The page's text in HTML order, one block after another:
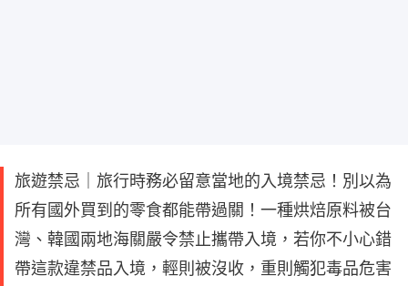
旅遊禁忌｜旅行時務必留意當地的入境禁忌！別以為
所有國外買到的零食都能帶過關！一種烘焙原料被台
灣、韓國兩地海關嚴令禁止攜帶入境，若你不小心錯
帶這款違禁品入境，輕則被沒收，重則觸犯毒品危害